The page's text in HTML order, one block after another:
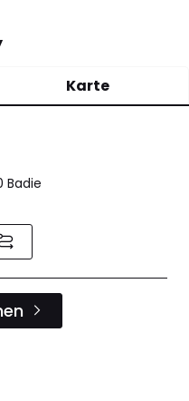
Karte
Badie